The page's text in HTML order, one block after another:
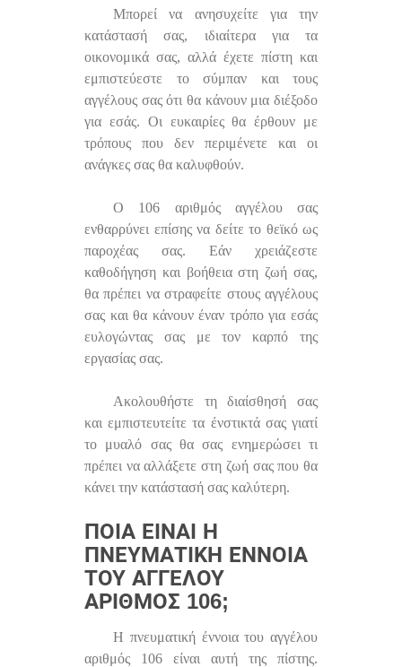
Μπορεί να ανησυχείτε για την
κατάστασή σας, ιδιαίτερα για τα
οικονομικά σας, αλλά έχετε πίστη και
εμπιστεύεστε το σύμπαν και τους
αγγέλους σας ότι θα κάνουν μια διέξοδο
για εσάς. Οι ευκαιρίες θα έρθουν με
τρόπους που δεν περιμένετε και οι
ανάγκες σας θα καλυφθούν.
Ο 106 αριθμός αγγέλου σας
ενθαρρύνει επίσης να δείτε το θεϊκό ως
παροχέας σας. Εάν χρειάζεστε
καθοδήγηση και βοήθεια στη ζωή σας,
θα πρέπει να στραφείτε στους αγγέλους
σας και θα κάνουν έναν τρόπο για εσάς
ευλογώντας σας με τον καρπό της
εργασίας σας.
Ακολουθήστε τη διαίσθησή σας
και εμπιστευτείτε τα ένστικτά σας γιατί
το μυαλό σας θα σας ενημερώσει τι
πρέπει να αλλάξετε στη ζωή σας που θα
κάνει την κατάστασή σας καλύτερη.
ΠΟΙΑ ΕΊΝΑΙ Η
ΠΝΕΥΜΑΤΙΚΉ ΈΝΝΟΙΑ
ΤΟΥ ΑΓΓΈΛΟΥ
ΑΡΙΘΜΌΣ 106;
Η πνευματική έννοια του αγγέλου
αριθμός 106 είναι αυτή της πίστης.